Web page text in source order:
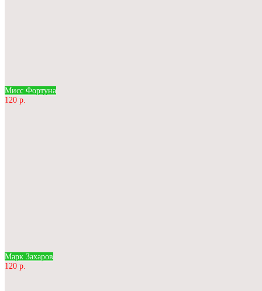
Мисс Фортуна
120 р.
Марк Захаров
120 р.